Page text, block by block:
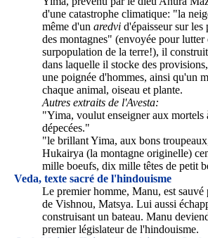
d'une catastrophe climatique: "la
même d'un aredvi d'épaisseur sur les
des montagnes" (envoyée pour lutter
surpopulation de la terre!), il
dans laquelle il stocke des
une poignée d'hommes, ainsi qu'un
chaque animal, oiseau et plante.
Autres extraits de l'Avesta:
"Yima, voulut enseigner aux mortels
dépecées."
"le brillant Yima, aux bons
Hukairya (la montagne originelle)
mille boeufs, dix mille têtes de petit
Veda, texte sacré de l'hindouisme
Le premier homme, Manu, est sauvé
de Vishnou, Matsya. Lui aussi
construisant un bateau. Manu
premier législateur de l'hindouisme.